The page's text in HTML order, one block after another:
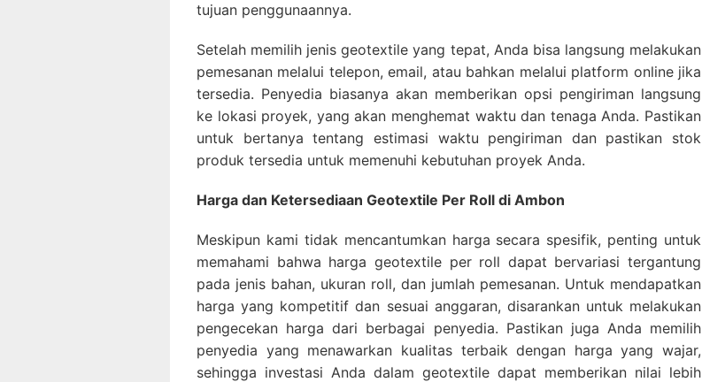
tujuan penggunaannya.
Setelah memilih jenis geotextile yang tepat, Anda bisa langsung melakukan
pemesanan melalui telepon, email, atau bahkan melalui platform online jika
tersedia. Penyedia biasanya akan memberikan opsi pengiriman langsung
ke lokasi proyek, yang akan menghemat waktu dan tenaga Anda. Pastikan
untuk bertanya tentang estimasi waktu pengiriman dan pastikan stok
produk tersedia untuk memenuhi kebutuhan proyek Anda.
Harga dan Ketersediaan Geotextile Per Roll di Ambon
Meskipun kami tidak mencantumkan harga secara spesifik, penting untuk
memahami bahwa harga geotextile per roll dapat bervariasi tergantung
pada jenis bahan, ukuran roll, dan jumlah pemesanan. Untuk mendapatkan
harga yang kompetitif dan sesuai anggaran, disarankan untuk melakukan
pengecekan harga dari berbagai penyedia. Pastikan juga Anda memilih
penyedia yang menawarkan kualitas terbaik dengan harga yang wajar,
sehingga investasi Anda dalam geotextile dapat memberikan nilai lebih